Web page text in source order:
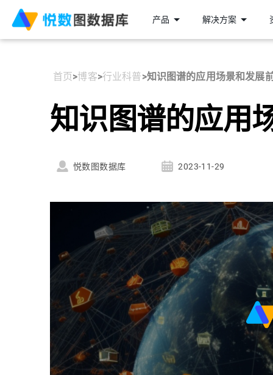
产品 解决方案
首页>博客>行业科普>知识图谱的应用场景和发展
知识图谱的应用
悦数图数据库 2023-11-29